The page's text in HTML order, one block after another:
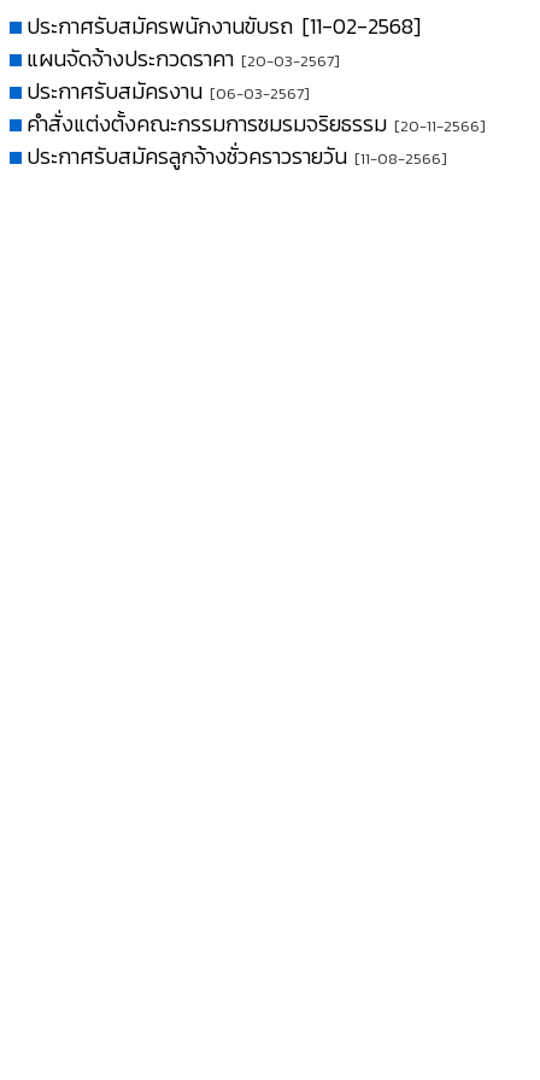
ประกาศรับสมัครพนักงานขับรถ [11-02-2568]
แผนจัดจ้างประกวดราคา [20-03-2567]
ประกาศรับสมัครงาน [06-03-2567]
คำสั่งแต่งตั้งคณะกรรมการชมรมจริยธรรม [20-11-2566]
ประกาศรับสมัครลูกจ้างชั่วคราวรายวัน [11-08-2566]